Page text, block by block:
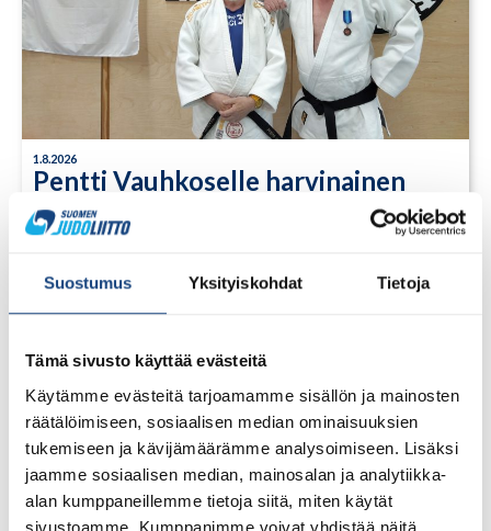
Suostumus Yksityiskohdat Tietoja
Tämä sivusto käyttää evästeitä
Käytämme evästeitä tarjoamamme sisällön ja mainosten
räätälöimiseen, sosiaalisen median ominaisuuksien
tukemiseen ja kävijämäärämme analysoimiseen. Lisäksi
jaamme sosiaalisen median, mainosalan ja analytiikka-
alan kumppaneillemme tietoja siitä, miten käytät
sivustoamme. Kumppanimme voivat yhdistää näitä
1.8.2026
Pentti Vauhkoselle harvinainen
huomionosoitus